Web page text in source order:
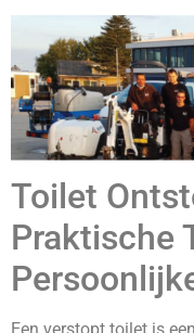
Toilet
Praktische